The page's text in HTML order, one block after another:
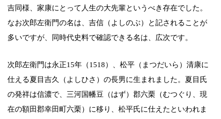
吉同様、家康にとって人生の大先輩というべき存在でした。
なお次郎左衛門の名は、吉信（よしのぶ）と記されることが
多いですが、同時代史料で確認できる名は、広次です。
次郎左衛門は永正15年（1518）、松平（まつだいら）清康に
仕える夏目吉久（よしひさ）の長男に生まれました。夏目氏
の発祥は信濃で、三河国幡豆（はず）郡六栗（むつぐり、現
在の額田郡幸田町六栗）に移り、松平氏に仕えたといわれま